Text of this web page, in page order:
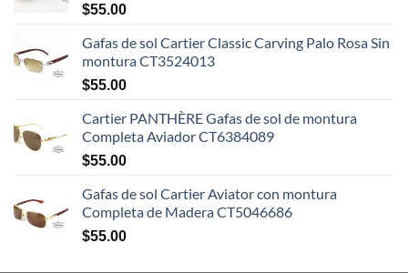
$55.00
Gafas de sol Cartier Classic Carving Palo Rosa Sin
montura CT3524013
$55.00
Cartier PANTHÈRE Gafas de sol de montura
Completa Aviador CT6384089
$55.00
Gafas de sol Cartier Aviator con montura
Completa de Madera CT5046686
$55.00